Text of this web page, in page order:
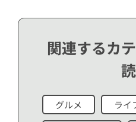
関連するカ
グルメ ライ